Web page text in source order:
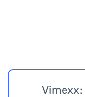
Vimexx: